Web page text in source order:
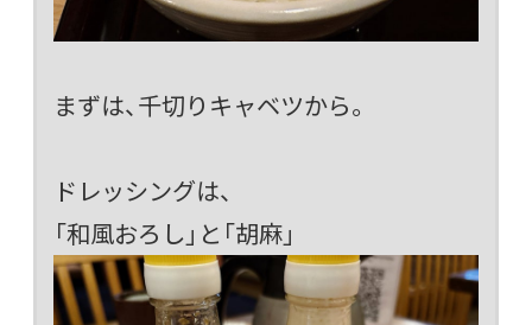
まずは、千切りキャベツから。
ドレッシングは、
「和風おろし」と「胡麻」